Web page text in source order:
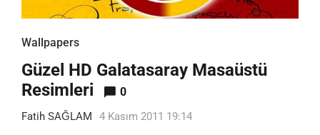
Wallpapers
Güzel HD Galatasaray Masaüstü
Resimleri
0
Fatih SAĞLAM 4 Kasım 2011 19:14